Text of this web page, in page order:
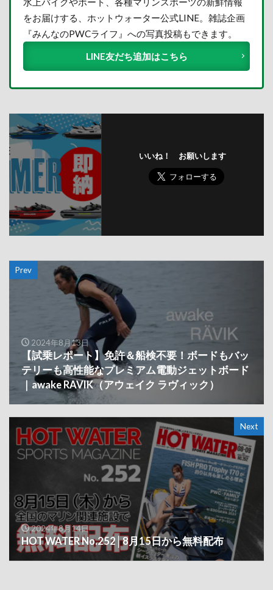
をお届けする、ホットウォーター公式LINE。雑誌企画
『みんなのPWCライフ』への写真投稿もできます。
LINE友だち追加はこちら
いいね！ お願いします
Prev
2024年8月13日
【試乗レポート】免許＆船検不要！ボードもバッ
テリーも高性能なプレミアム電動ジェットボード
｜awake RAVIK（アウェイク ラヴィック）
Next
2024年8月14日
HOT WATER No.252│8月15日から無料配布